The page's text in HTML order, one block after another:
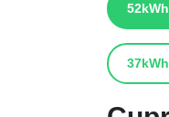
52kWh
37kWh